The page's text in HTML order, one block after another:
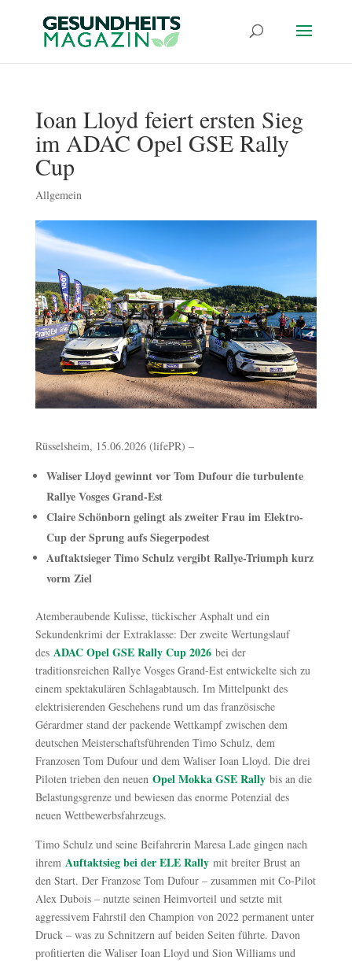
Ioan Lloyd feiert ersten Sieg
im ADAC Opel GSE Rally
Cup
Allgemein
Rüsselsheim, 15.06.2026 (lifePR) –
Waliser Lloyd gewinnt vor Tom Dufour die turbulente
Rallye Vosges Grand-Est
Claire Schönborn gelingt als zweiter Frau im Elektro-
Cup der Sprung aufs Siegerpodest
Auftaktsieger Timo Schulz vergibt Rallye-Triumph kurz
vorm Ziel
Atemberaubende Kulisse, tückischer Asphalt und ein
Sekundenkrimi der Extraklasse: Der zweite Wertungslauf
des ADAC Opel GSE Rally Cup 2026bei der
traditionsreichen Rallye Vosges Grand-Est entwickelte sich zu
einem spektakulären Schlagabtausch. Im Mittelpunkt des
elektrisierenden Geschehens rund um das französische
Gérardmer stand der packende Wettkampf zwischen dem
deutschen Meisterschaftsführenden Timo Schulz, dem
Franzosen Tom Dufour und dem Waliser Ioan Lloyd. Die drei
Piloten trieben den neuen Opel Mokka GSE Rallybis an die
Belastungsgrenze und bewiesen das enorme Potenzial des
neuen Wettbewerbsfahrzeugs.
Timo Schulz und seine Beifahrerin Maresa Lade gingen nach
ihrem Auftaktsieg bei der ELE Rallymit breiter Brust an
den Start. Der Franzose Tom Dufour – zusammen mit Co-Pilot
Alex Dubois – nutzte seinen Heimvorteil und setzte mit
aggressivem Fahrstil den Champion von 2022 permanent unter
Druck – was zu Schnitzern auf beiden Seiten führte. Davon
profitierten die Waliser Ioan Lloyd und Sion Williams und